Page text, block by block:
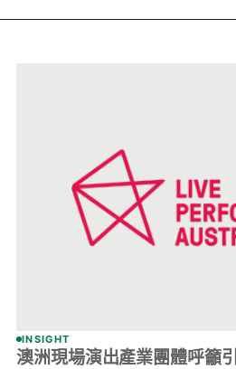
INSIGHT
澳洲現場演出產業團體呼籲